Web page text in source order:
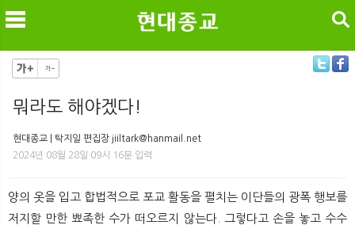
검색
뭐라도 해야겠다!
현대종교 | 탁지일 편집장 jiiltark@hanmail.net
2024년 08월 28일 09시 16분 입력
양의 옷을 입고 합법적으로 포교 활동을 펼치는 이단들의 광폭 행보를
저지할 만한 뾰족한 수가 떠오르지 않는다. 그렇다고 손을 놓고 수수